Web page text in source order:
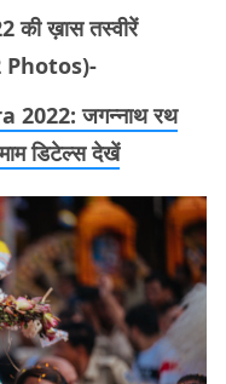
की ख़ास तस्वीरें
Photos)-
जगन्नाथ रथ
डिटेल्स देखें